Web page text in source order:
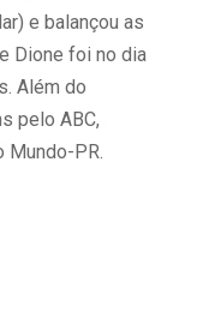
e balançou as
Dione foi no dia
Além do
pelo ABC,
PR.